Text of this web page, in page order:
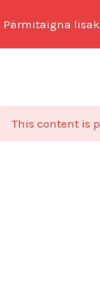
Teenused Blogi
Pärmitaigna
This content is